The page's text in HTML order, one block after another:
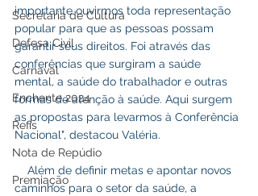
Secretaria de Cultura
Defesa Civil
Carnaval
Enchente 2024
Refis
Nota de Repúdio
Premiação
importante ouvirmos toda representação
popular para que as pessoas possam
garantir seus direitos. Foi através das
conferências que surgiram a saúde
mental, a saúde do trabalhador e outras
formas de atenção à saúde. Aqui surgem
as propostas para levarmos à Conferência
Nacional", destacou Valéria.
caminhos para o setor da saúde, a